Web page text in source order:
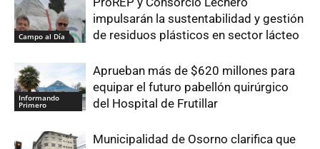
Campo al Día
impulsarán la sustentabilidad y gestión
de residuos plásticos en sector lácteo
Informando
Primero
Aprueban más de $620 millones para
equipar el futuro pabellón quirúrgico
del Hospital de Frutillar
Municipalidad de Osorno clarifica que